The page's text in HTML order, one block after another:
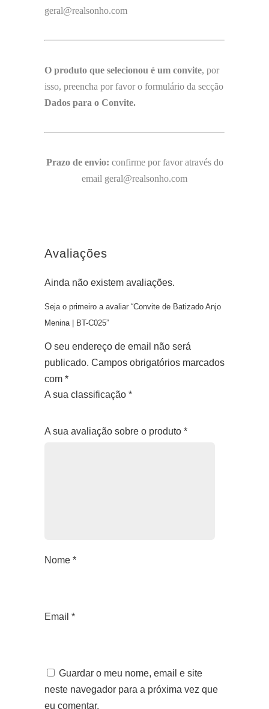
geral@realsonho.com
O produto que selecionou é um convite, por
isso, preencha por favor o formulário da secção
Dados para o Convite.
Prazo de envio: confirme por favor através do
email geral@realsonho.com
Avaliações
Ainda não existem avaliações.
Seja o primeiro a avaliar “Convite de Batizado Anjo
Menina | BT-C025”
O seu endereço de email não será
publicado. Campos obrigatórios marcados
com *
A sua classificação *
A sua avaliação sobre o produto *
Nome *
Email *
Guardar o meu nome, email e site
neste navegador para a próxima vez que
eu comentar.